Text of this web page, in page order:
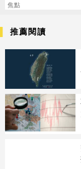
不生待何時
焦點
推薦閱讀